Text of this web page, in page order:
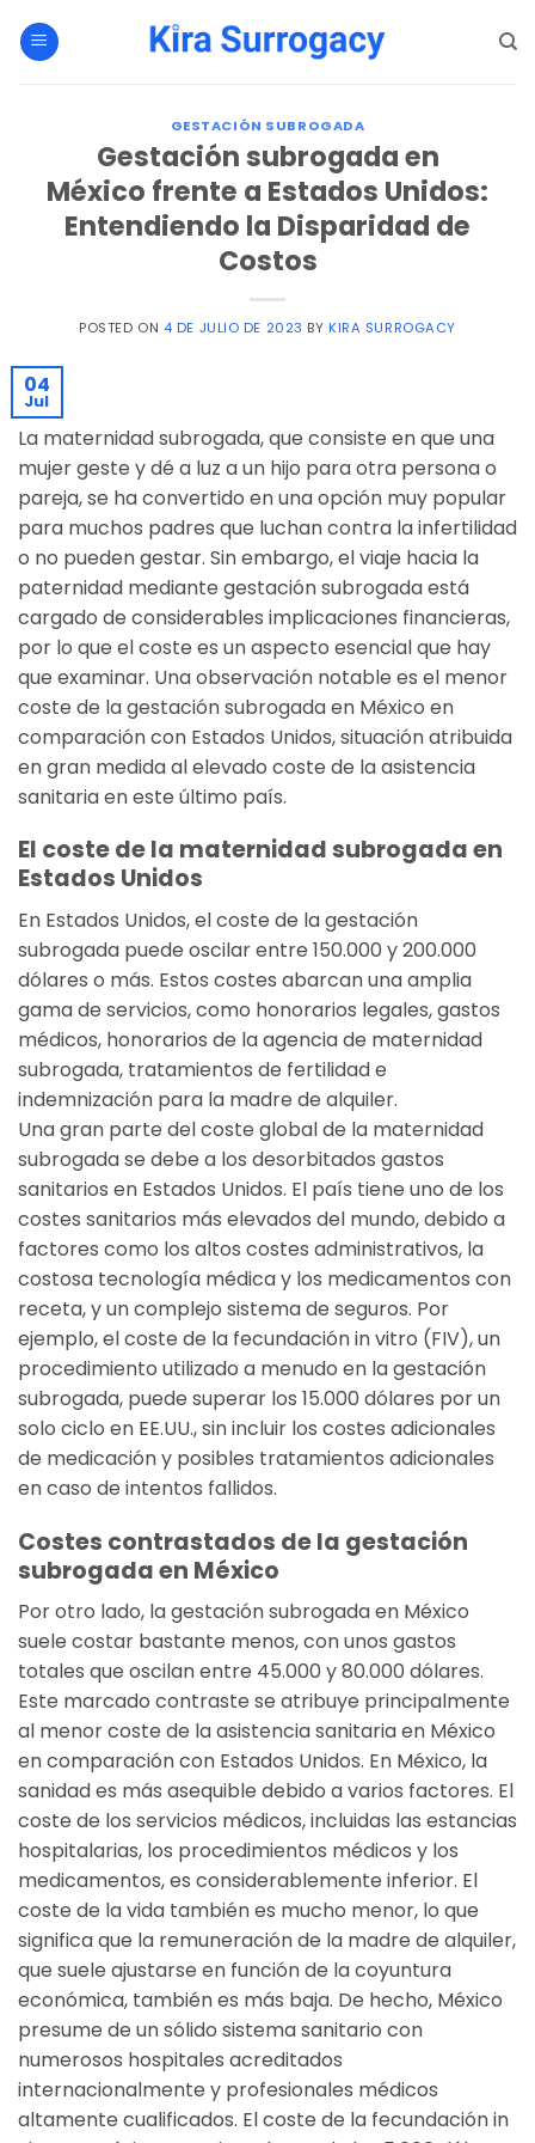
GESTACIÓN SUBROGADA
Gestación subrogada en
México frente a Estados Unidos:
Entendiendo la Disparidad de
Costos
POSTED ON 4 DE JULIO DE 2023 BYKIRA SURROGACY
04
Jul
La maternidad subrogada, que consiste en que una
mujer geste y dé a luz a un hijo para otra persona o
pareja, se ha convertido en una opción muy popular
para muchos padres que luchan contra la infertilidad
o no pueden gestar. Sin embargo, el viaje hacia la
paternidad mediante gestación subrogada está
cargado de considerables implicaciones financieras,
por lo que el coste es un aspecto esencial que hay
que examinar. Una observación notable es el menor
coste de la gestación subrogada en México en
comparación con Estados Unidos, situación atribuida
en gran medida al elevado coste de la asistencia
sanitaria en este último país.
El coste de la maternidad subrogada en
Estados Unidos
En Estados Unidos, el coste de la gestación
subrogada puede oscilar entre 150.000 y 200.000
dólares o más. Estos costes abarcan una amplia
gama de servicios, como honorarios legales, gastos
médicos, honorarios de la agencia de maternidad
subrogada, tratamientos de fertilidad e
indemnización para la madre de alquiler.
Una gran parte del coste global de la maternidad
subrogada se debe a los desorbitados gastos
sanitarios en Estados Unidos. El país tiene uno de los
costes sanitarios más elevados del mundo, debido a
factores como los altos costes administrativos, la
costosa tecnología médica y los medicamentos con
receta, y un complejo sistema de seguros. Por
ejemplo, el coste de la fecundación in vitro (FIV), un
procedimiento utilizado a menudo en la gestación
subrogada, puede superar los 15.000 dólares por un
solo ciclo en EE.UU., sin incluir los costes adicionales
de medicación y posibles tratamientos adicionales
en caso de intentos fallidos.
Costes contrastados de la gestación
subrogada en México
Por otro lado, la gestación subrogada en México
suele costar bastante menos, con unos gastos
totales que oscilan entre 45.000 y 80.000 dólares.
Este marcado contraste se atribuye principalmente
al menor coste de la asistencia sanitaria en México
en comparación con Estados Unidos. En México, la
sanidad es más asequible debido a varios factores. El
coste de los servicios médicos, incluidas las estancias
hospitalarias, los procedimientos médicos y los
medicamentos, es considerablemente inferior. El
coste de la vida también es mucho menor, lo que
significa que la remuneración de la madre de alquiler,
que suele ajustarse en función de la coyuntura
económica, también es más baja. De hecho, México
presume de un sólido sistema sanitario con
numerosos hospitales acreditados
internacionalmente y profesionales médicos
altamente cualificados. El coste de la fecundación in